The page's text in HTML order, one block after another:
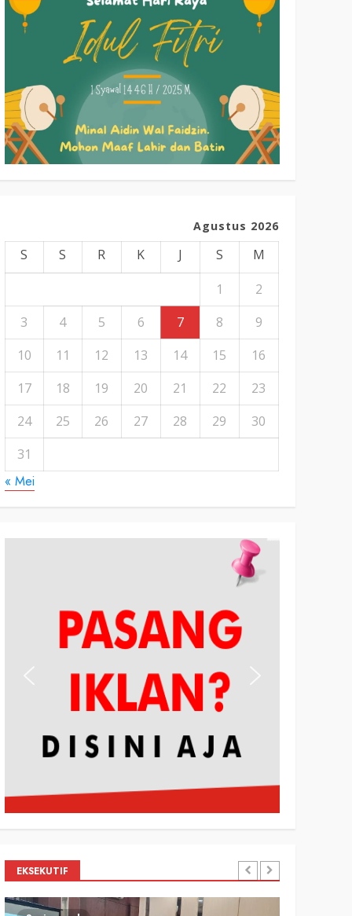
Agustus 2026
S S R K J S
M
1
2
3
4 5 6 7 8
9
10
11 12 13 14 15
16
17
18 19 20 21 22
23
24
25 26 27 28 29
30
31
« Mei
EKSEKUTIF